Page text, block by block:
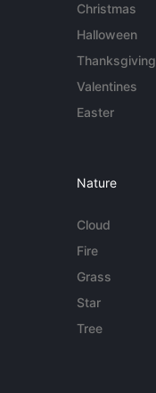
Christmas
Halloween
Thanksgiving
Valentines
Easter
Nature
Cloud
Fire
Grass
Star
Tree